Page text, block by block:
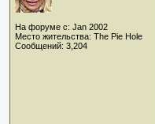
На форуме с: Jan 2002
Место жительства: The Pie Hole
Сообщений: 3,204